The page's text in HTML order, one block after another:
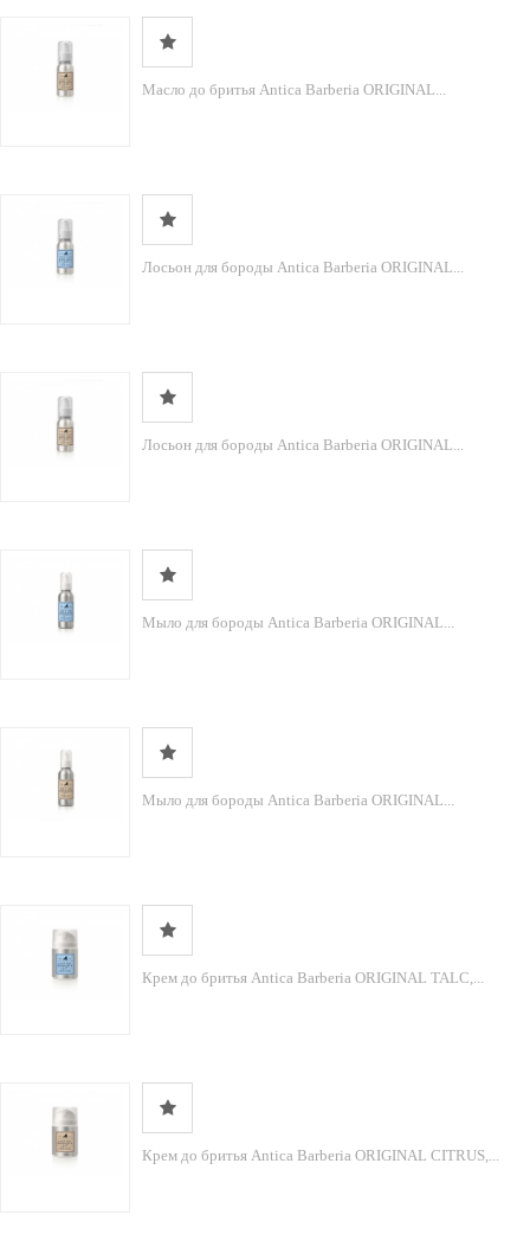
Масло до бритья Antica Barberia ORIGINAL...
Лосьон для бороды Antica Barberia ORIGINAL...
Лосьон для бороды Antica Barberia ORIGINAL...
Мыло для бороды Antica Barberia ORIGINAL...
Мыло для бороды Antica Barberia ORIGINAL...
Крем до бритья Antica Barberia ORIGINAL TALC,...
Крем до бритья Antica Barberia ORIGINAL CITRUS,...